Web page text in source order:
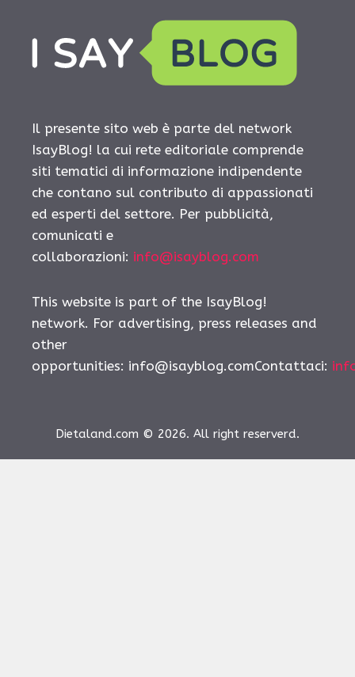
Il presente sito web è parte del network
IsayBlog! la cui rete editoriale comprende
siti tematici di informazione indipendente
che contano sul contributo di appassionati
ed esperti del settore. Per pubblicità,
comunicati e
collaborazioni: info@isayblog.com
This website is part of the IsayBlog!
network. For advertising, press releases and
other
opportunities: info@isayblog.comContattaci:
Dietaland.com © 2026. All right reserverd.